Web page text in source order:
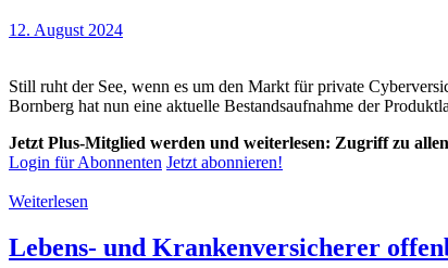
12. August 2024
Still ruht der See, wenn es um den Markt für private
Bornberg hat nun eine aktuelle Bestandsaufnahme der
Jetzt Plus-Mitglied werden und weiterlesen: Zugriff zu
Login für Abonnenten Jetzt abonnieren!
Weiterlesen
Lebens- und Krankenversicherer